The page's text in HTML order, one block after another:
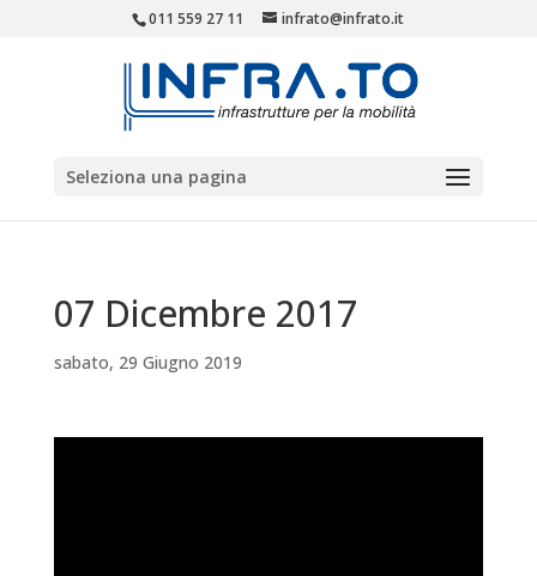
011 559 27 11 infrato@infrato.it
Seleziona una pagina
07 Dicembre 2017
sabato, 29 Giugno 2019